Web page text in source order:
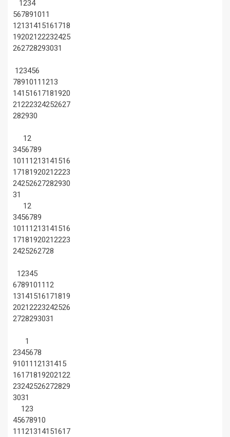
1234
567891011
12131415161718
19202122232425
262728293031
123456
7891011 1213
14151617181920
21222324252627
282930
12
3456789
1011 1213141516
17181920212223
24252627282930
31
12
3456789
1011 1213141516
17181920212223
2425262728
12345
67891011 12
13141516171819
20212223242526
2728293031
1
2345678
91011 12131415
16171819202122
23242526272829
3031
123
45678910
11 121314151617